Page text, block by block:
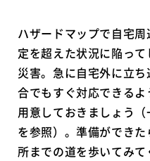
ハザードマップで自宅
定を超えた状況に陥っ
災害。急に自宅外に立
合でもすぐ対応できる
用意しておきましょう
を参照）。準備ができ
所までの道を歩いてみ